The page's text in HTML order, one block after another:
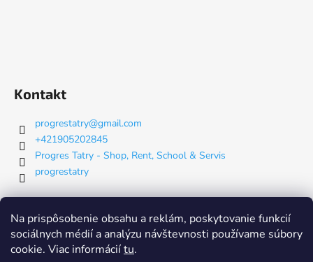
Na prispôsobenie obsahu a reklám, poskytovanie funkcií
sociálnych médií a analýzu návštevnosti používame súbory
cookie. Viac informáciítu.
Kontakt
progrestatry@gmail.com
+421905202845
Progres Tatry - Shop, Rent, School & Servis
progrestatry
Nákupný košík